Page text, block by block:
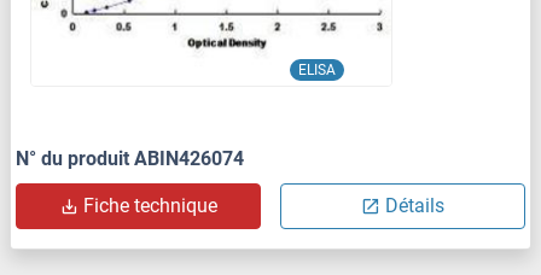
ELISA
N° du produit ABIN426074
Fiche technique Détails